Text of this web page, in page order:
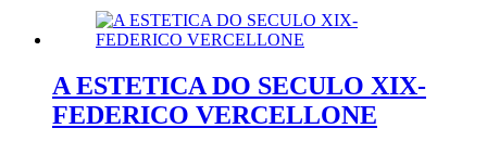
A ESTETICA DO SECULO XIX-
FEDERICO VERCELLONE